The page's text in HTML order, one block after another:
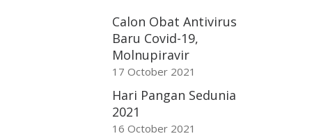
Calon Obat Antivirus
Baru Covid-19,
Molnupiravir
17 October 2021
Hari Pangan Sedunia
2021
16 October 2021